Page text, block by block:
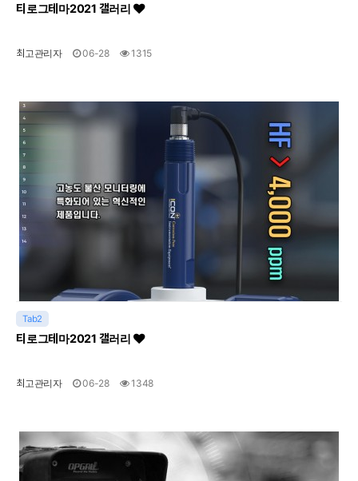
티로그테마2021 갤러리
최고관리자 06-28 1315
Tab2
티로그테마2021 갤러리
최고관리자 06-28 1348